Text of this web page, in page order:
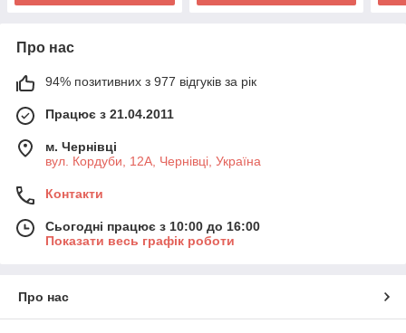
Про нас
94% позитивних з 977 відгуків за рік
Працює з 21.04.2011
м. Чернівці
вул. Кордуби, 12А, Чернівці, Україна
Контакти
Сьогодні працює з 10:00 до 16:00
Показати весь графік роботи
Про нас